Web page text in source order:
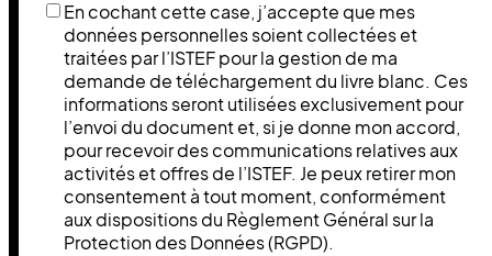
En cochant cette case, j’accepte que mes
données personnelles soient collectées et
traitées par l’ISTEF pour la gestion de ma
demande de téléchargement du livre blanc. Ces
informations seront utilisées exclusivement pour
l’envoi du document et, si je donne mon accord,
pour recevoir des communications relatives aux
activités et offres de l’ISTEF. Je peux retirer mon
consentement à tout moment, conformément
aux dispositions du Règlement Général sur la
Protection des Données (RGPD).